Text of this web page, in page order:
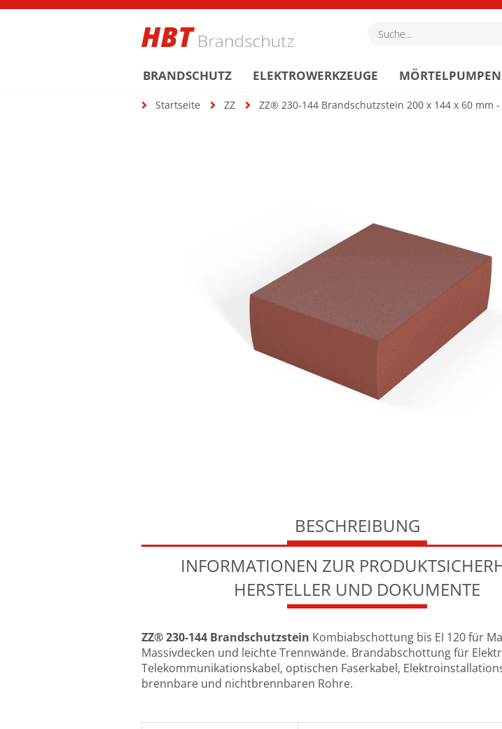
BRANDSCHUTZ ELEKTROWERKZEUGE MÖRTELPUMPEN
Startseite ZZ ZZ® 230-144 Brandschutzstein 200 x 144 x 60 mm -
BESCHREIBUNG
INFORMATIONEN ZUR
HERSTELLER UND DOKUMENTE
ZZ® 230-144 Brandschutzstein Kombiabschottung bis EI 120 für
Massivdecken und leichte Trennwände. Brandabschottung für
Telekommunikationskabel, optischen Faserkabel,
brennbare und nichtbrennbaren Rohre.